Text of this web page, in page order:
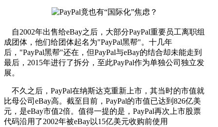
自2002年出售给eBay之后，大部分PayPal重要员工离职组
成团体，他们给团体起名为"PayPal黑帮"。十几年
后，"PayPal黑帮"还在，但PayPal与eBay的结合却未能走到
最后，2015年进行了拆分，至此PayPal作为单独公司独立发
展。
不久之后，PayPal在纳斯达克重新上市，其当时的市值就
比母公司eBay高。截至目前，PayPal的市值已达到826亿美
元，是eBay市值2倍。值得一提的是，PayPal再次上市股票
代码沿用了2002年被eBay以15亿美元收购前使用